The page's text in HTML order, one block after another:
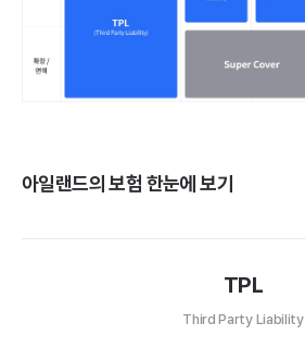
아일랜드의 보험 한눈에 보기
TPL
Third Party Liability